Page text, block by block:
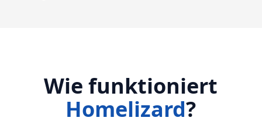
Wie funktioniert
Homelizard?